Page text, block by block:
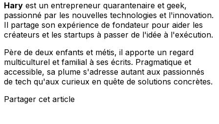
Hary est un entrepreneur quarantenaire et geek,
passionné par les nouvelles technologies et l'innovation.
Il partage son expérience de fondateur pour aider les
créateurs et les startups à passer de l'idée à l'exécution.
Père de deux enfants et métis, il apporte un regard
multiculturel et familial à ses écrits. Pragmatique et
accessible, sa plume s'adresse autant aux passionnés
de tech qu'aux curieux en quête de solutions concrètes.
Partager cet article